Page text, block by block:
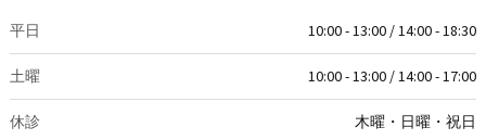
平日 10:00 - 13:00 / 14:00 - 18:30
土曜 10:00 - 13:00 / 14:00 - 17:00
休診 木曜・日曜・祝日